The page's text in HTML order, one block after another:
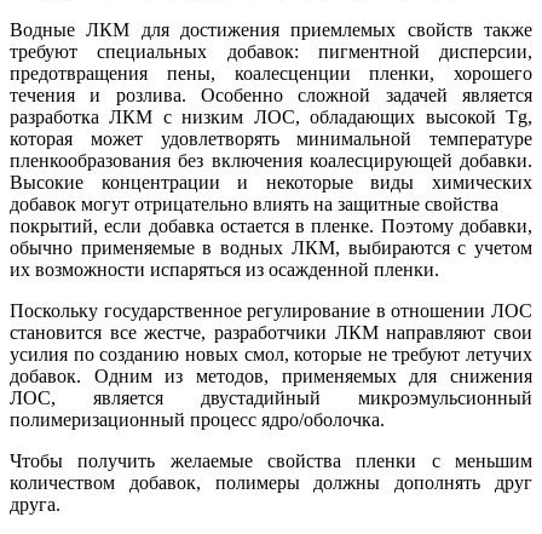
Водные ЛКМ для достижения приемлемых свойств также
требуют специальных добавок: пигментной дисперсии,
предотвращения пены, коалесценции пленки, хорошего
течения и розлива. Особенно сложной задачей является
разработка ЛКМ с низким ЛОС, обладающих высокой Tg,
которая может удовлетворять минимальной температуре
пленкообразования без включения коалесцирующей добавки.
Высокие концентрации и некоторые виды химических
добавок могут отрицательно влиять на защитные свойства
покрытий, если добавка остается в пленке. Поэтому добавки,
обычно применяемые в водных ЛКМ, выбираются с учетом
их возможности испаряться из осажденной пленки.
Поскольку государственное регулирование в отношении ЛОС
становится все жестче, разработчики ЛКМ направляют свои
усилия по созданию новых смол, которые не требуют летучих
добавок. Одним из методов, применяемых для снижения
ЛОС, является двустадийный микроэмульсионный
полимеризационный процесс ядро/оболочка.
Чтобы получить желаемые свойства пленки с меньшим
количеством добавок, полимеры должны дополнять друг
друга.